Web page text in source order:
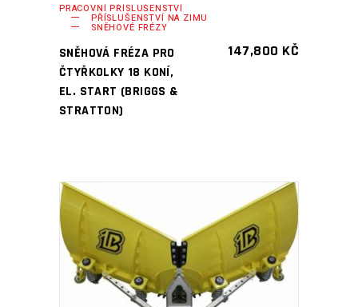
PRACOVNÍ PŘÍSLUŠENSTVÍ
PŘÍSLUŠENSTVÍ NA ZIMU
SNĚHOVÉ FRÉZY
SNĚHOVÁ FRÉZA PRO
ČTYŘKOLKY 18 KONÍ,
EL. START (BRIGGS &
STRATTON)
147,800 KČ
PŘIDAT DO KOŠÍKU